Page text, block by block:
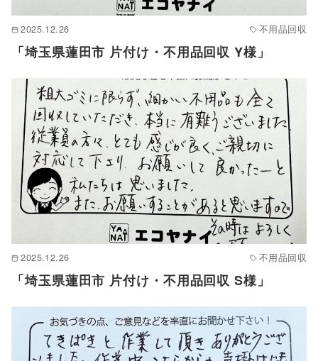
2025.12.26 不用品回収
「埼玉県蓮田市 片付け・不用品回収 Y様」
2025.12.26 不用品回収
「埼玉県蓮田市 片付け・不用品回収 S様」